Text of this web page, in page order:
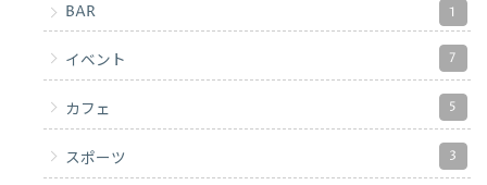
BAR 1
イベント 7
カフェ 5
スポーツ 3